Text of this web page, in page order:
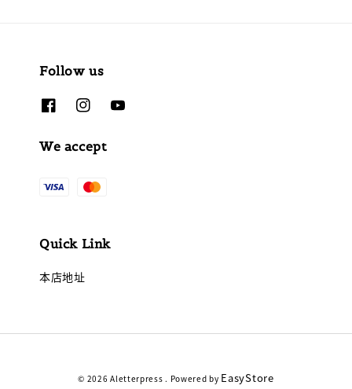
Follow us
We accept
Quick Link
本店地址
© 2026 Aletterpress . Powered by EasyStore